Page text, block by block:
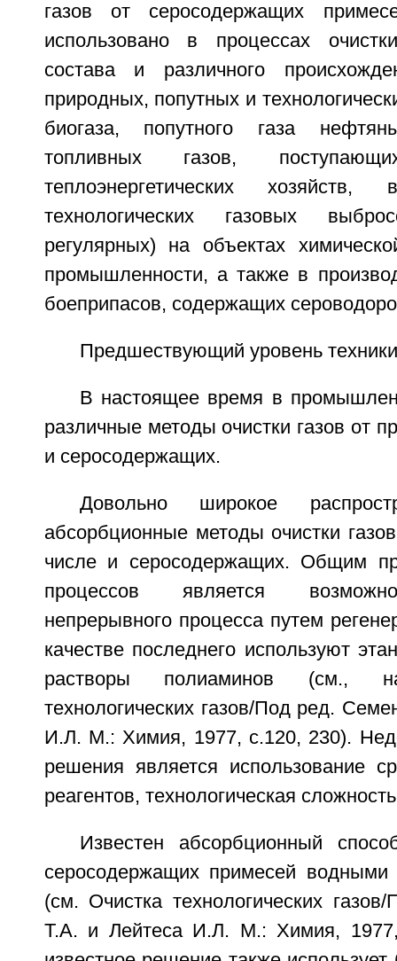
газов от серосодержащих
использовано в процессах
состава и различного
природных, попутных и
биогаза, попутного газа
топливных газов,
теплоэнергетических хозяйств,
технологических газовых
регулярных) на объектах
промышленности, а также в
боеприпасов, содержащих
Предшествующий уровень техники
В настоящее время в
различные методы очистки газов от
и серосодержащих.
Довольно широкое
абсорбционные методы очистки
числе и серосодержащих. Общим
процессов является
непрерывного процесса путем
качестве последнего используют
растворы полиаминов (см.,
технологических газов/Под ред.
И.Л. М.: Химия, 1977, с.120, 230).
решения является использование
реагентов, технологическая
Известен абсорбционный
серосодержащих примесей водными
(см. Очистка технологических
Т.А. и Лейтеса И.Л. М.: Химия,